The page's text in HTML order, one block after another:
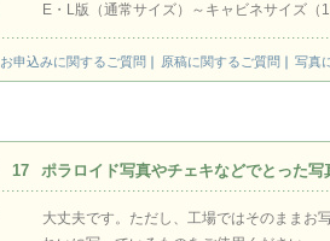
E・L版（通常サイズ）～キャビネサイズ
お申込みに関するご質問 原稿に関するご質問 写真
17 ポラロイド写真やチェキなどでとった写
大丈夫です。ただし、工場ではそのままお